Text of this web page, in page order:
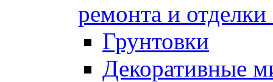
ремонта и отделки
Грунтовки
Декоративные